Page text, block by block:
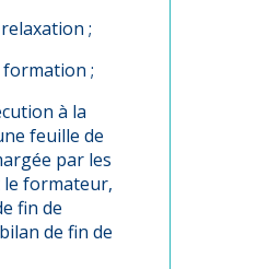
;
;
à la
feuille de
par les
formateur,
fin de
de fin de